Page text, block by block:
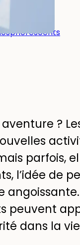
?
parfois,
l’idée de
peuvent
dans la